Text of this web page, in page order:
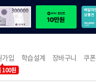
가입
100원
학습설계 장바구니 쿠폰